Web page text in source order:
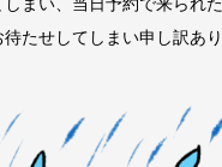
まい、当日予約で来られ
たせしてしまい申し訳あり